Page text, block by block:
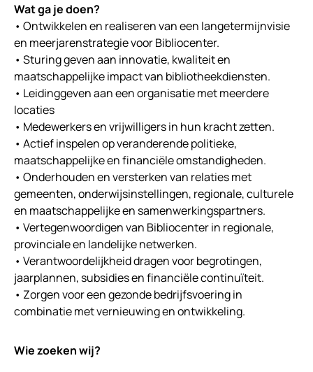
Wat ga je doen?
• Ontwikkelen en realiseren van een langetermijnvisie
en meerjarenstrategie voor Bibliocenter.
• Sturing geven aan innovatie, kwaliteit en
maatschappelijke impact van bibliotheekdiensten.
• Leidinggeven aan een organisatie met meerdere
locaties
• Medewerkers en vrijwilligers in hun kracht zetten.
• Actief inspelen op veranderende politieke,
maatschappelijke en financiële omstandigheden.
• Onderhouden en versterken van relaties met
gemeenten, onderwijsinstellingen, regionale, culturele
en maatschappelijke en samenwerkingspartners.
• Vertegenwoordigen van Bibliocenter in regionale,
provinciale en landelijke netwerken.
• Verantwoordelijkheid dragen voor begrotingen,
jaarplannen, subsidies en financiële continuïteit.
• Zorgen voor een gezonde bedrijfsvoering in
combinatie met vernieuwing en ontwikkeling.
Wie zoeken wij?